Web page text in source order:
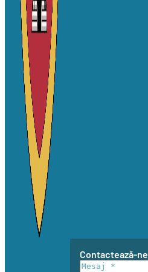
Contactează-ne